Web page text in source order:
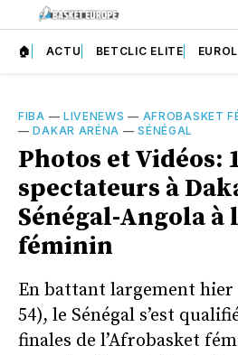
🏠 ACTU BETCLIC ELITE
FIBA — LIVENEWS — AFROBASKET
—DAKAR ARÉNA —SÉNÉGAL
Photos et Vidéos:
spectateurs à
Sénégal-Angola à
féminin
En battant largement hier
54), le Sénégal s’est
finales de l’Afrobasket